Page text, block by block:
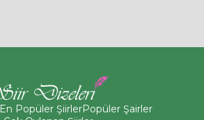
En Popüler ŞiirlerPopüler Şairler